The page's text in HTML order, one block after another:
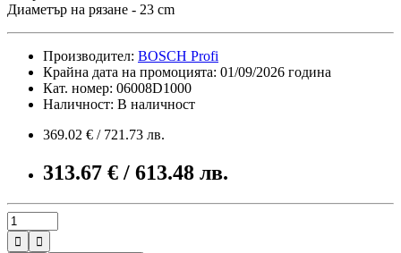
Диаметър на рязане - 23 cm
Производител: BOSCH Profi
Крайна дата на промоцията: 01/09/2026 година
Кат. номер: 06008D1000
Наличност: В наличност
369.02 € / 721.73 лв.
313.67 € / 613.48 лв.
 